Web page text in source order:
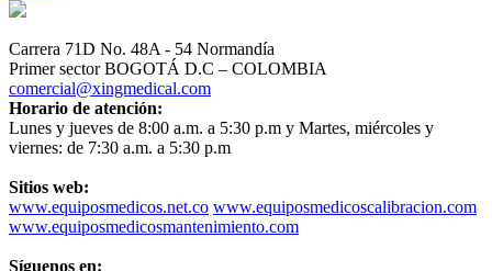
Carrera 71D No. 48A - 54 Normandía
Primer sector BOGOTÁ D.C – COLOMBIA
comercial@xingmedical.com
Horario de atención:
Lunes y jueves de 8:00 a.m. a 5:30 p.m y Martes, miércoles y
viernes: de 7:30 a.m. a 5:30 p.m
Sitios web:
www.equiposmedicos.net.co www.equiposmedicoscalibracion.com
www.equiposmedicosmantenimiento.com
Síguenos en: